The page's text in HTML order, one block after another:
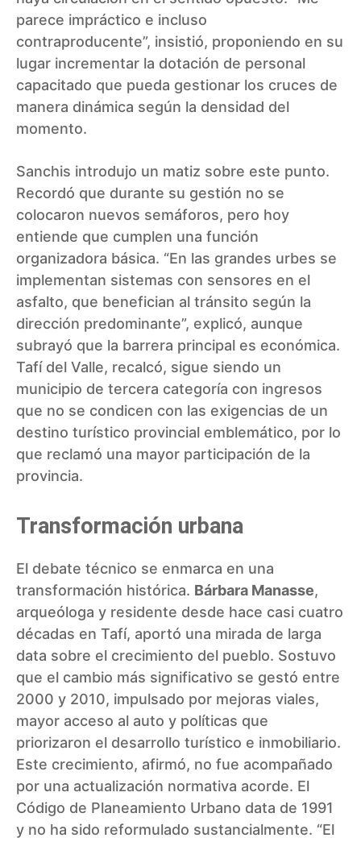
parece impráctico e incluso
contraproducente”, insistió, proponiendo en su
lugar incrementar la dotación de personal
capacitado que pueda gestionar los cruces de
manera dinámica según la densidad del
momento.
Sanchis introdujo un matiz sobre este punto.
Recordó que durante su gestión no se
colocaron nuevos semáforos, pero hoy
entiende que cumplen una función
organizadora básica. “En las grandes urbes se
implementan sistemas con sensores en el
asfalto, que benefician al tránsito según la
dirección predominante”, explicó, aunque
subrayó que la barrera principal es económica.
Tafí del Valle, recalcó, sigue siendo un
municipio de tercera categoría con ingresos
que no se condicen con las exigencias de un
destino turístico provincial emblemático, por lo
que reclamó una mayor participación de la
provincia.
Transformación urbana
El debate técnico se enmarca en una
transformación histórica. Bárbara Manasse,
arqueóloga y residente desde hace casi cuatro
décadas en Tafí, aportó una mirada de larga
data sobre el crecimiento del pueblo. Sostuvo
que el cambio más significativo se gestó entre
2000 y 2010, impulsado por mejoras viales,
mayor acceso al auto y políticas que
priorizaron el desarrollo turístico e inmobiliario.
Este crecimiento, afirmó, no fue acompañado
por una actualización normativa acorde. El
Código de Planeamiento Urbano data de 1991
y no ha sido reformulado sustancialmente. “El